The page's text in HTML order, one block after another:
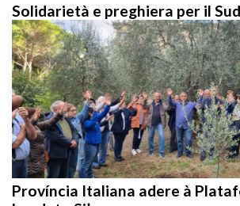
Província Italiana adere à
Laudato Si’